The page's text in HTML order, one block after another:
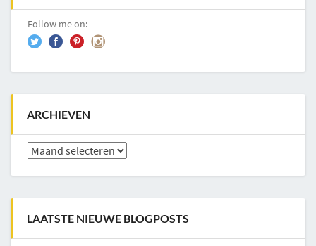
Follow me on:
ARCHIEVEN
Archieven
LAATSTE NIEUWE BLOGPOSTS